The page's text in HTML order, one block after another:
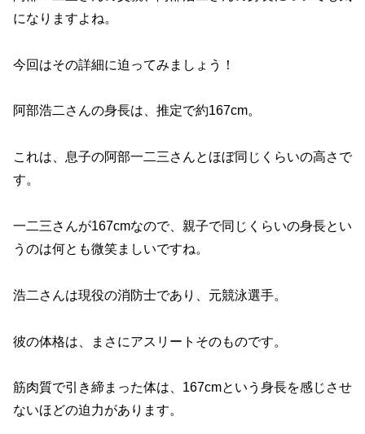
になりますよね。
今回はその詳細に迫ってみましょう！
阿部浩二さんの身長は、推定で約167cm。
これは、息子の阿部一二三さんとほぼ同じくらいの高さで
す。
一二三さんが167cmなので、親子で同じくらいの身長とい
うのは何とも微笑ましいですね。
浩二さんは現役の消防士であり、元競泳選手。
彼の体格は、まさにアスリートそのものです。
筋肉質で引き締まった体は、167cmという身長を感じさせ
ないほどの迫力があります。